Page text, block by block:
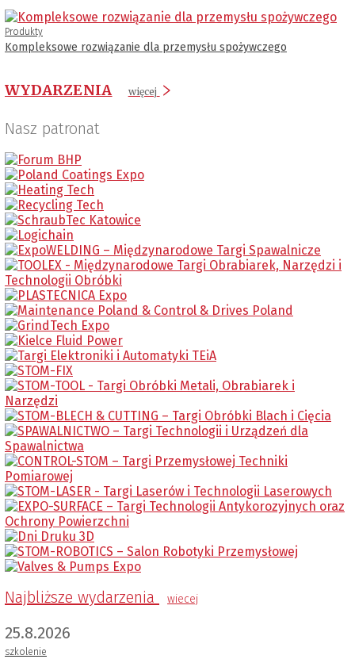
Produkty
Kompleksowe rozwiązanie dla przemysłu spożywczego
WYDARZENIA więcej
Nasz patronat
Najbliższe wydarzenia wiecej
25.8.2026
szkolenie